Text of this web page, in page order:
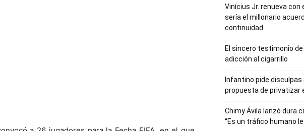
Vinícius Jr. renueva con
sería el millonario
continuidad
El sincero testimonio
adicción al cigarrillo
Infantino pide disculpas
propuesta de privatizar
Chimy Ávila lanzó dura
“Es un tráfico humano